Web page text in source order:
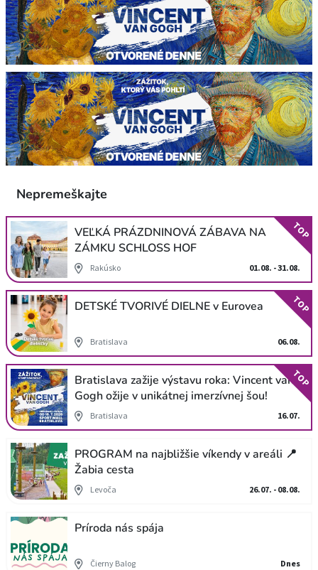
Nepremeškajte
VEĽKÁ PRÁZDNINOVÁ ZÁBAVA NA
ZÁMKU SCHLOSS HOF
Rakúsko 01.08. - 31.08.
TOP
DETSKÉ TVORIVÉ DIELNE v Eurovea
Bratislava 06.08.
TOP
Bratislava zažije výstavu roka: Vincent van
Gogh ožije v unikátnej imerzívnej šou!
Bratislava 16.07.
TOP
PROGRAM na najbližšie víkendy v areáli 📍
Žabia cesta
Levoča 26.07. - 08.08.
Príroda nás spája
Čierny Balog Dnes